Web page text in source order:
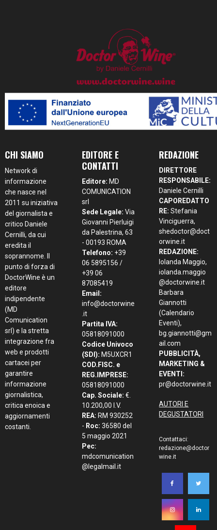
CHI SIAMO
Network di
informazione
che nasce nel
2011 su iniziativa
del giornalista e
critico Daniele
Cernilli, da cui
eredita il
soprannome. Il
punto di forza di
DoctorWine è un
editore
indipendente
(MD
Comunication
srl) e la stretta
integrazione fra
web e prodotti
cartacei per
garantire
informazione
giornalistica,
critica enoica e
aggiornamenti
costanti.
EDITORE E
CONTATTI
Editore: MD
COMUNICATION
srl
Sede Legale: Via
Giovanni Pierluigi
da Palestrina, 63
- 00193 ROMA
Telefono: +39
06 5895156 /
+39 06
87085419
Email:
info@doctorwine
.it
Partita IVA:
05818091000
Codice Univoco
(SDI): M5UXCR1
COD.FISC. e
REG.IMPRESE:
05818091000
Cap. Sociale: €.
10.200,00 I.V.
REA: RM 930252
- Roc: 36580 del
5 maggio 2021
Pec:
mdcomunication
@legalmail.it
REDAZIONE
DIRETTORE
RESPONSABILE:
Daniele Cernilli
CAPOREDATTO
RE: Stefania
Vinciguerra,
shedoctor@doct
orwine.it
REDAZIONE:
Iolanda Maggio,
iolanda.maggio
@doctorwine.it
Barbara
Giannotti
(Calendario
Eventi),
bg.giannotti@gm
ail.com
PUBBLICITÀ,
MARKETING &
EVENTI:
pr@doctorwine.it
AUTORI E
DEGUSTATORI
Contattaci:
redazione@doctor
wine.it